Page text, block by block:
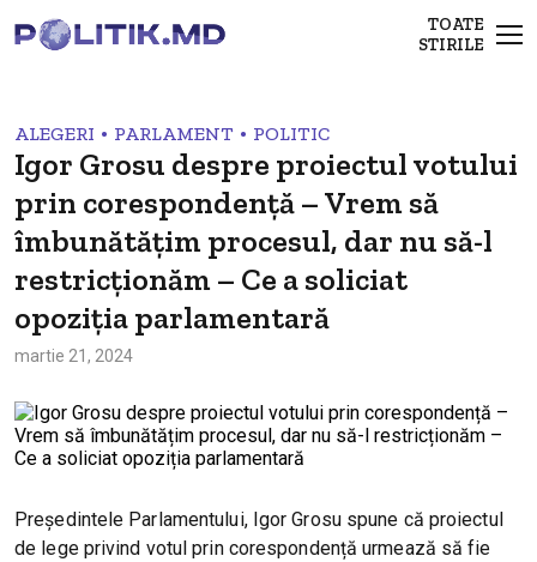
TOATE
STIRILE
ALEGERI • PARLAMENT • POLITIC
Igor Grosu despre proiectul votului
prin corespondență – Vrem să
îmbunătățim procesul, dar nu să-l
restricționăm – Ce a soliciat
opoziția parlamentară
martie 21, 2024
Președintele Parlamentului, Igor Grosu spune că proiectul
de lege privind votul prin corespondență urmează să fie